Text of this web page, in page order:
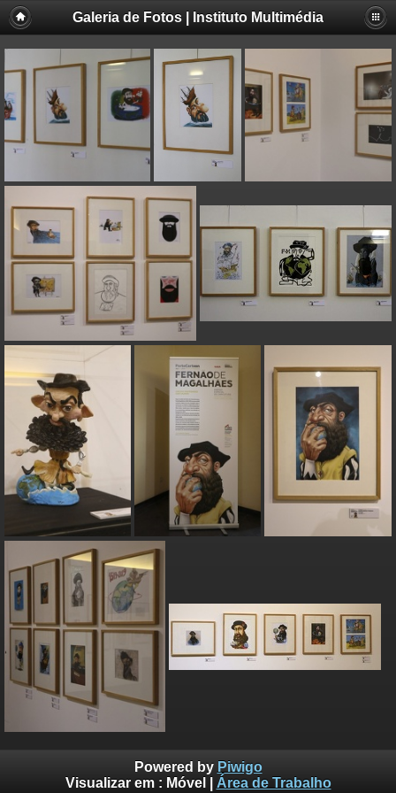
Galeria de Fotos | Instituto Multimédia
Powered by Piwigo
Visualizar em : Móvel Área de Trabalho